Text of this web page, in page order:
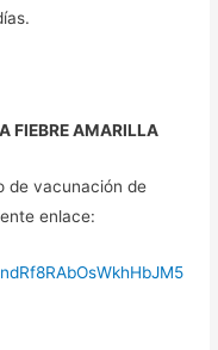
FIEBRE AMARILLA
de vacunación de
enlace: